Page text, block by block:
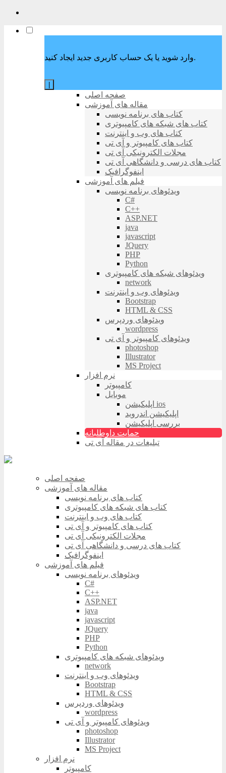
وارد شوید یا یک حساب کاربری جدید ایجاد کنید.
صفحه اصلی
مقاله های آموزشی
کتاب های برنامه نویسی
کتاب های شبکه های کامپیوتری
کتاب های وب و اینترنت
کتاب های کامپیوتر و آی تی
مجلات الکترونیکی آی تی
کتاب های درسی و دانشگاهی آی تی
اینفوگرافیک
فیلم های آموزشی
ویدئوهای برنامه نویسی
C#
C++
ASP.NET
java
javascript
JQuery
PHP
Python
ویدئوهای شبکه های کامپیوتری
network
ویدئوهای وب و اینترنت
Bootstrap
HTML & CSS
ویدئوهای وردپرس
wordpress
ویدئوهای کامپیوتر و آی تی
photoshop
Illustrator
MS Project
نرم افزار
کامپیوتر
موبایل
اپلیکیشن ios
اپلیکیشن اندروید
بررسی اپلیکیشن
حمایت داوطلبانه
تبلیغات در مقاله آی تی
صفحه اصلی
مقاله های آموزشی
کتاب های برنامه نویسی
کتاب های شبکه های کامپیوتری
کتاب های وب و اینترنت
کتاب های کامپیوتر و آی تی
مجلات الکترونیکی آی تی
کتاب های درسی و دانشگاهی آی تی
اینفوگرافیک
فیلم های آموزشی
ویدئوهای برنامه نویسی
C#
C++
ASP.NET
java
javascript
JQuery
PHP
Python
ویدئوهای شبکه های کامپیوتری
network
ویدئوهای وب و اینترنت
Bootstrap
HTML & CSS
ویدئوهای وردپرس
wordpress
ویدئوهای کامپیوتر و آی تی
photoshop
Illustrator
MS Project
نرم افزار
کامپیوتر